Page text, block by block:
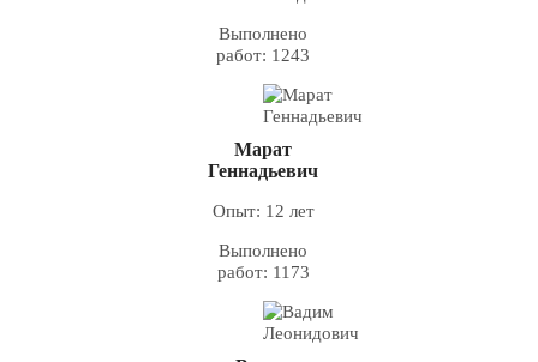
Выполнено
работ: 1243
Марат
Геннадьевич
Опыт: 12 лет
Выполнено
работ: 1173